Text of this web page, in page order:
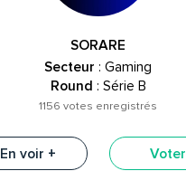
SORARE
Secteur : Gaming
Round : Série B
1156 votes enregistrés
En voir + Voter